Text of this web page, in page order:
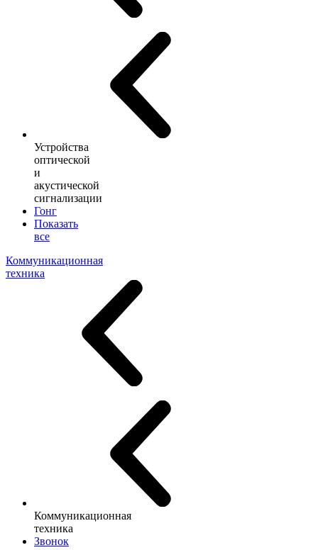
Устройства
оптической
и
акустической
сигнализации
Гонг
Показать
все
Коммуникационная
техника
Коммуникационная
техника
Звонок